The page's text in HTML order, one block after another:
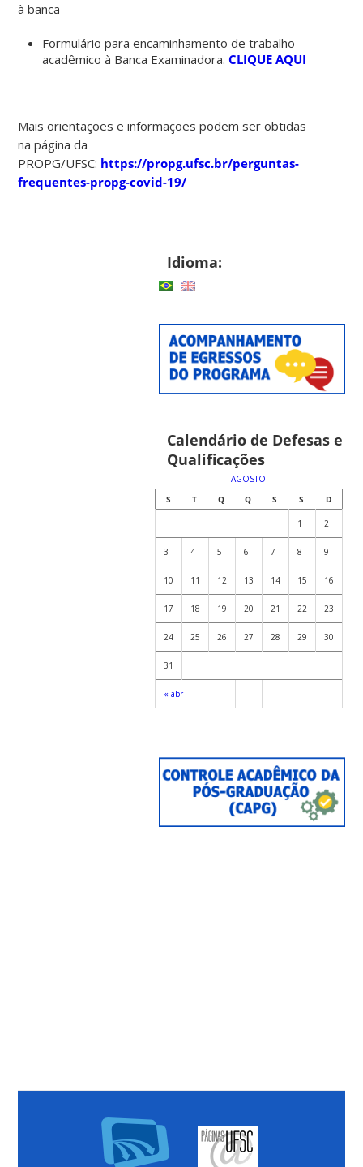
à banca
Formulário para encaminhamento de trabalho
acadêmico à Banca Examinadora.CLIQUE AQUI
Mais orientações e informações podem ser obtidas
na página da
PROPG/UFSC: https://propg.ufsc.br/perguntas-
frequentes-propg-covid-19/
Idioma:
Calendário de Defesas e
Qualificações
AGOSTO
S
T Q Q S S D
« abr
1 2
3 4 5 6 7 8 9
10 11 12 13 14 15 16
17 18 19 20 21 22 23
24 25 26 27 28 29 30
31